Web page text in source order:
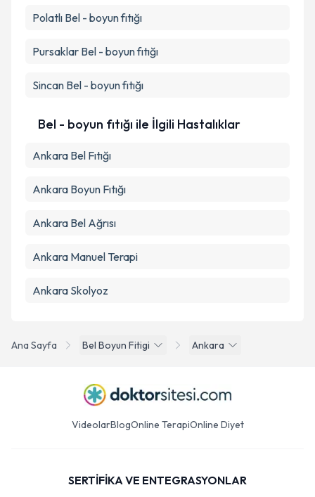
Ana Sayfa Bel Boyun Fitigi Ankara
Polatlı Bel - boyun fıtığı
Pursaklar Bel - boyun fıtığı
Sincan Bel - boyun fıtığı
Bel - boyun fıtığı ile İlgili Hastalıklar
Ankara Bel Fıtığı
Ankara Boyun Fıtığı
Ankara Bel Ağrısı
Ankara Manuel Terapi
Ankara Skolyoz
VideolarBlogOnline TerapiOnline Diyet
SERTİFİKA VE ENTEGRASYONLAR